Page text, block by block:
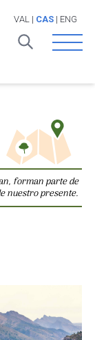
VAL | CAS| ENG
Open
forman parte de
nuestro presente.